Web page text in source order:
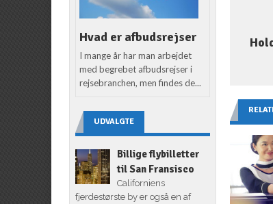
Hvad er afbudsrejser
I mange år har man arbejdet
med begrebet afbudsrejser i
rejsebranchen, men findes de...
UDVALGTE
Billige flybilletter
til San Fransisco
Californiens
fjerdestørste by er også en af